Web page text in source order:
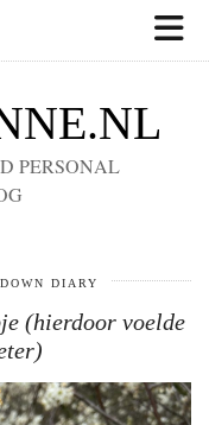
PERSONAL
DIARY
(hierdoor voelde